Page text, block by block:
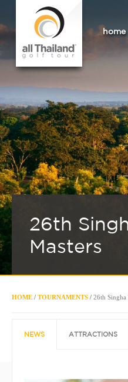
home
26th
Masters
HOME / TOURNAMENTS / 26th Singha
NEWS ATTRACTIONS